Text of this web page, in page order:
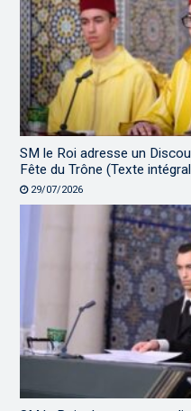
SM le Roi adresse un
Fête du Trône (Texte
29/07/2026